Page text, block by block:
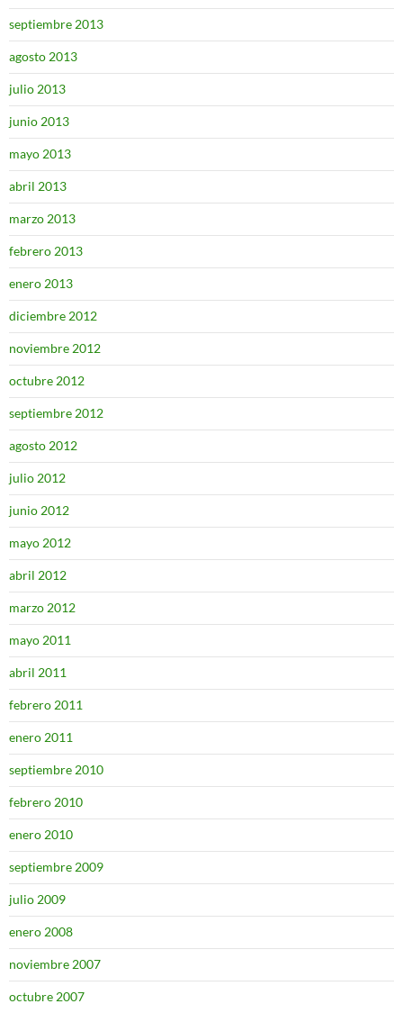
septiembre 2013
agosto 2013
julio 2013
junio 2013
mayo 2013
abril 2013
marzo 2013
febrero 2013
enero 2013
diciembre 2012
noviembre 2012
octubre 2012
septiembre 2012
agosto 2012
julio 2012
junio 2012
mayo 2012
abril 2012
marzo 2012
mayo 2011
abril 2011
febrero 2011
enero 2011
septiembre 2010
febrero 2010
enero 2010
septiembre 2009
julio 2009
enero 2008
noviembre 2007
octubre 2007